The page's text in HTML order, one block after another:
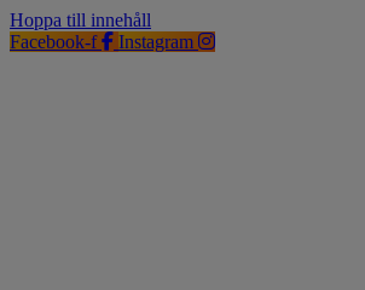
Hoppa till innehåll
Facebook-f
Instagram